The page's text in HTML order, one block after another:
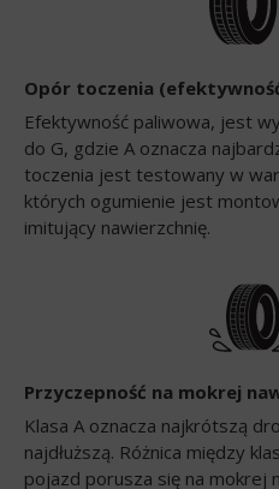
Opór toczenia
Efektywność paliwowa, jest
do G, gdzie A oznacza
toczenia jest testowany w
których ogumienie jest
imitujący nawierzchnię.
Przyczepność na mokrej
Klasa A oznacza najkrótszą
najdłuższą. Różnica między
pojazd porusza się na mokrej